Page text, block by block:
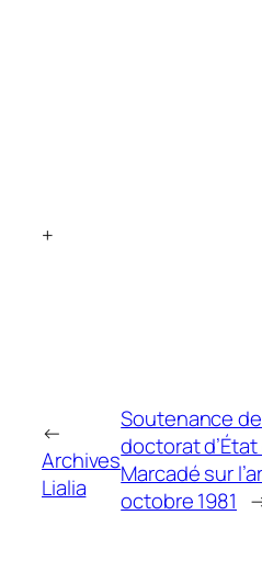
+
←
Archives
Lialia
Soutenance
doctorat
Marcadé sur
octobre 1981